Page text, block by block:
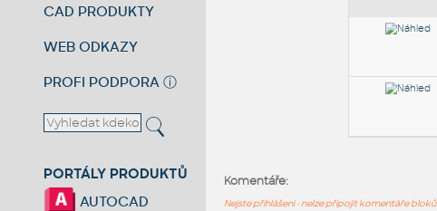
CAD PRODUKTY
WEB ODKAZY
PROFI PODPORA ⓘ
PORTÁLY PRODUKTŮ
AUTOCAD
Komentáře:
Nejste přihlášeni - nelze připojit komentáře bloků